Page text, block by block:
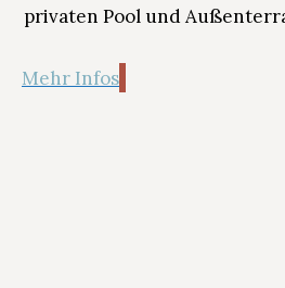
privaten Pool und
Mehr Infos